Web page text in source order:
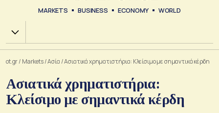
MARKETS BUSINESS ECONOMY WORLD
Χ.Α.
ot.gr/ Markets/Ασία /Ασιατικά χρηματιστήρια: Κλείσιμο με σημαντικά κέρδη
Ασιατικά χρηματιστήρια:
Κλείσιμο με σημαντικά κέρδη